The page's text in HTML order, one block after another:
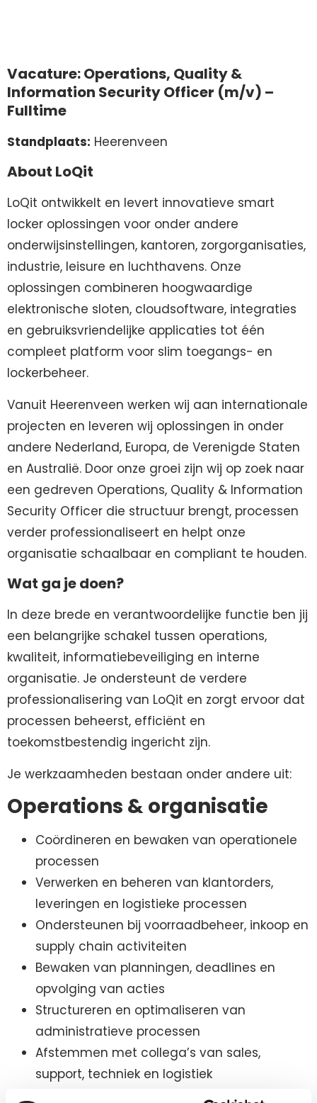
Vacature: Operations, Quality &
Information Security Officer (m/v) –
Fulltime
Standplaats: Heerenveen
About LoQit
LoQit ontwikkelt en levert innovatieve smart
locker oplossingen voor onder andere
onderwijsinstellingen, kantoren, zorgorganisaties,
industrie, leisure en luchthavens. Onze
oplossingen combineren hoogwaardige
elektronische sloten, cloudsoftware, integraties
en gebruiksvriendelijke applicaties tot één
compleet platform voor slim toegangs- en
lockerbeheer.
Vanuit Heerenveen werken wij aan internationale
projecten en leveren wij oplossingen in onder
andere Nederland, Europa, de Verenigde Staten
en Australië. Door onze groei zijn wij op zoek naar
een gedreven Operations, Quality & Information
Security Officer die structuur brengt, processen
verder professionaliseert en helpt onze
organisatie schaalbaar en compliant te houden.
Wat ga je doen?
In deze brede en verantwoordelijke functie ben jij
een belangrijke schakel tussen operations,
kwaliteit, informatiebeveiliging en interne
organisatie. Je ondersteunt de verdere
professionalisering van LoQit en zorgt ervoor dat
processen beheerst, efficiënt en
toekomstbestendig ingericht zijn.
Je werkzaamheden bestaan onder andere uit:
Operations & organisatie
Coördineren en bewaken van operationele
processen
Verwerken en beheren van klantorders,
leveringen en logistieke processen
Ondersteunen bij voorraadbeheer, inkoop en
supply chain activiteiten
Bewaken van planningen, deadlines en
opvolging van acties
Structureren en optimaliseren van
administratieve processen
Afstemmen met collega’s van sales,
support, techniek en logistiek
Signaleren van verbeterpunten en initiëren